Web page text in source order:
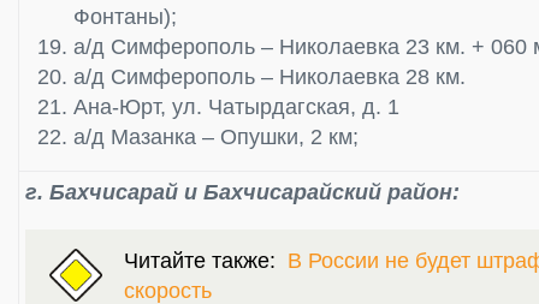
Фонтаны);
а/д Симферополь – Николаевка 23 км. + 060
а/д Симферополь – Николаевка 28 км.
Ана-Юрт, ул. Чатырдагская, д. 1
а/д Мазанка – Опушки, 2 км;
г. Бахчисарай и Бахчисарайский район:
Читайте также: В России не будет
скорость